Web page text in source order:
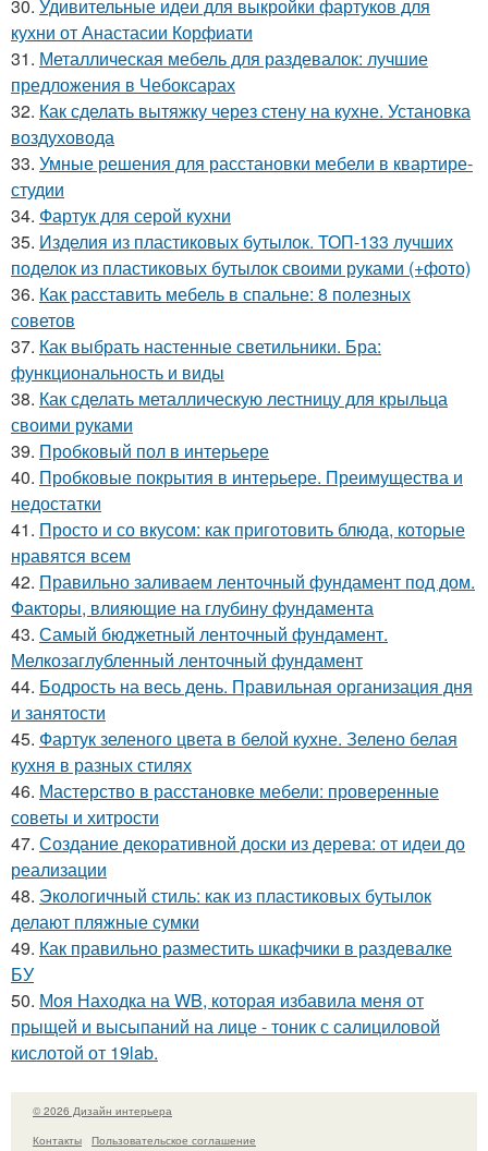
30. Удивительные идеи для выкройки фартуков для
кухни от Анастасии Корфиати
31. Металлическая мебель для раздевалок: лучшие
предложения в Чебоксарах
32. Как сделать вытяжку через стену на кухне. Установка
воздуховода
33. Умные решения для расстановки мебели в квартире-
студии
34. Фартук для серой кухни
35. Изделия из пластиковых бутылок. ТОП-133 лучших
поделок из пластиковых бутылок своими руками (+фото)
36. Как расставить мебель в спальне: 8 полезных
советов
37. Как выбрать настенные светильники. Бра:
функциональность и виды
38. Как сделать металлическую лестницу для крыльца
своими руками
39. Пробковый пол в интерьере
40. Пробковые покрытия в интерьере. Преимущества и
недостатки
41. Просто и со вкусом: как приготовить блюда, которые
нравятся всем
42. Правильно заливаем ленточный фундамент под дом.
Факторы, влияющие на глубину фундамента
43. Самый бюджетный ленточный фундамент.
Мелкозаглубленный ленточный фундамент
44. Бодрость на весь день. Правильная организация дня
и занятости
45. Фартук зеленого цвета в белой кухне. Зелено белая
кухня в разных стилях
46. Мастерство в расстановке мебели: проверенные
советы и хитрости
47. Создание декоративной доски из дерева: от идеи до
реализации
48. Экологичный стиль: как из пластиковых бутылок
делают пляжные сумки
49. Как правильно разместить шкафчики в раздевалке
БУ
50. Моя Находка на WB, которая избавила меня от
прыщей и высыпаний на лице - тоник с салициловой
кислотой от 19lab.
© 2026 Дизайн интерьера
Контакты
Пользовательское соглашение